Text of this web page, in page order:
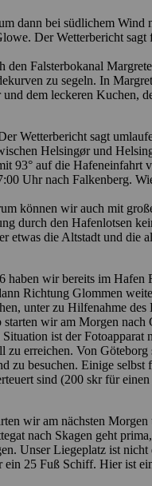
dann bei südlichem
Der Wetterbericht
Falsterbokanal
zu segeln. In
dem leckeren Kuchen,
Wetterbericht sagt
Helsingør und
93° auf die
Uhr nach Falkenberg.
können wir auch mit
durch den Hafenlotsen
etwas die Altstadt und die
haben wir bereits im
Richtung Glommen
unter zu Hilfenahme
wir am Morgen
ist der
zu erreichen. Von
zu besuchen. Einige
sind (200 skr für
wir am nächsten
nach Skagen geht
Unser Liegeplatz ist
25 Fuß Schiff. Hier ist